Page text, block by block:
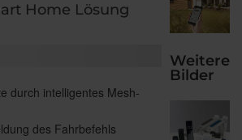
Home Lösung
durch intelligentes Mesh-
des Fahrbefehls
Weitere
Bilder